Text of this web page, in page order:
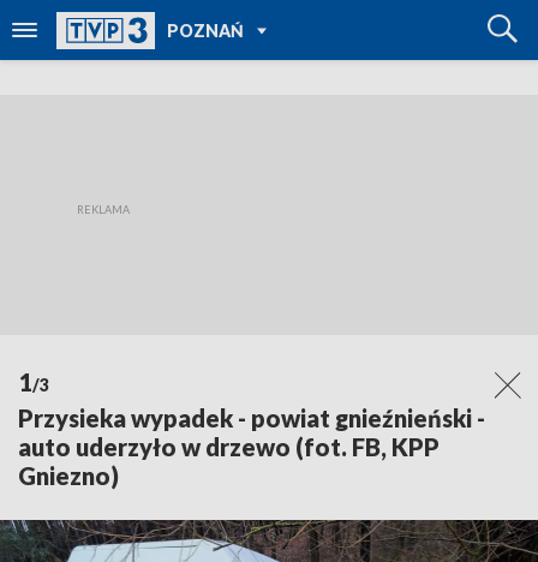
POZNAŃ
POWRÓT DO
TVP REGIONY
1/3
Przysieka wypadek - powiat gnieźnieński -
auto uderzyło w drzewo (fot. FB, KPP
Gniezno)